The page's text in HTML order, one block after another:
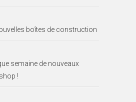
boîtes de construction
semaine de nouveaux
!